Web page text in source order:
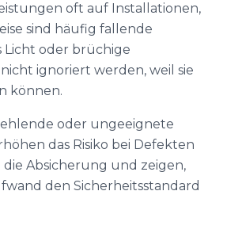
oft auf Installationen,
sind häufig fallende
Licht oder brüchige
ignoriert werden, weil sie
können.
oder ungeeignete
das Risiko bei Defekten
Absicherung und zeigen,
den Sicherheitsstandard